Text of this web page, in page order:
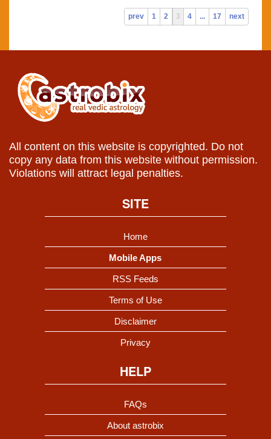
prev 1 2 3 4 ... 17 next
All content on this website is copyrighted. Do not
copy any data from this website without permission.
Violations will attract legal penalties.
SITE
Home
Mobile Apps
RSS Feeds
Terms of Use
Disclaimer
Privacy
HELP
FAQs
About astrobix